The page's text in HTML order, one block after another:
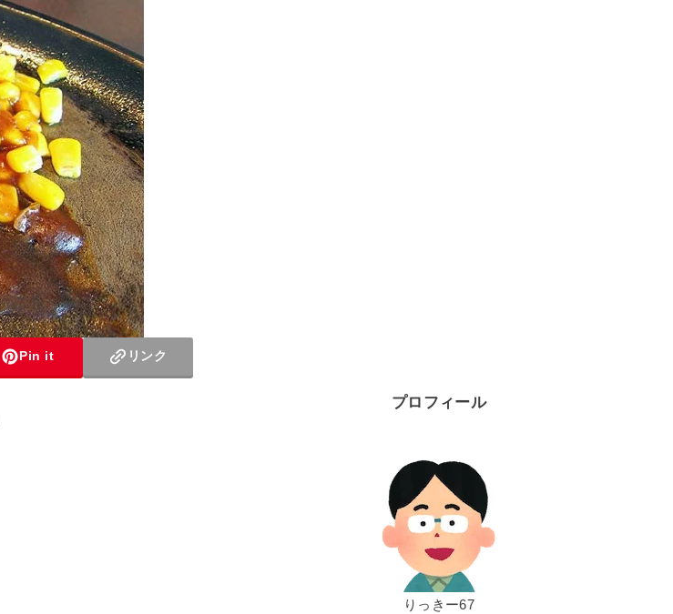
Pin it リンク
プロフィール
りっきー67